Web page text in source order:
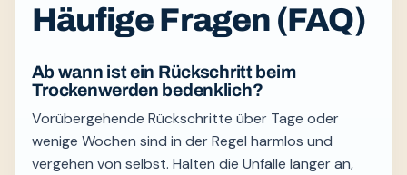
Häufige Fragen (FAQ)
Ab wann ist ein Rückschritt beim
Trockenwerden bedenklich?
Vorübergehende Rückschritte über Tage oder
wenige Wochen sind in der Regel harmlos und
vergehen von selbst. Halten die Unfälle länger an,